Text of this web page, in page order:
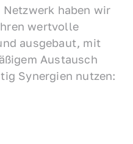
haben wir
wertvolle
ausgebaut, mit
Austausch
Synergien nutzen: